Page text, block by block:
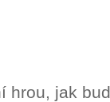
hrou, jak